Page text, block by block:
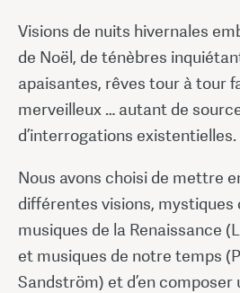
Visions de nuits hivernales
de Noël, de ténèbres
apaisantes, rêves tour à tour
merveilleux … autant de
d’interrogations existentielles.
Nous avons choisi de mettre
différentes visions, mystiques
musiques de la Renaissance
et musiques de notre temps
Sandström) et d’en composer